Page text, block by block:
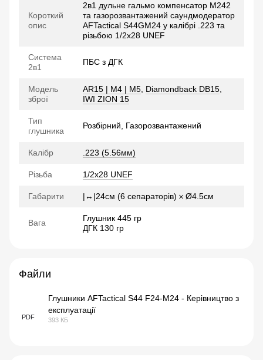
Короткий
опис
2в1 дульне гальмо компенсатор M242
та газорозвантажений саундмодератор
AFTactical S44GM24 у калібрі .223 та
різьбою 1/2x28 UNEF
Система
2в1
ПБС з ДГК
Модель
зброї
AR15 | M4 | M5 Diamondback DB15
IWI ZION 15
Тип
глушника
Розбірний, Газорозвантажений
Калібр .223 (5.56мм)
Різьба 1/2x28 UNEF
Габарити |↔|24см (6 сепараторів) 𐄂 Ø4.5см
Вага
Глушник 445 гр
ДГК 130 гр
Файли
PDF
Глушники AFTactical S44 F24-M24 - Керівництво з
експлуатації
393 КБ